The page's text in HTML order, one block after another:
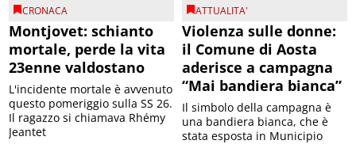
CRONACA
Montjovet: schianto
mortale, perde la vita
23enne valdostano
L'incidente mortale è avvenuto
questo pomeriggio sulla SS 26.
Il ragazzo si chiamava Rhémy
Jeantet
ATTUALITA'
Violenza sulle donne:
il Comune di Aosta
aderisce a campagna
“Mai bandiera bianca”
Il simbolo della campagna è
una bandiera bianca, che è
stata esposta in Municipio